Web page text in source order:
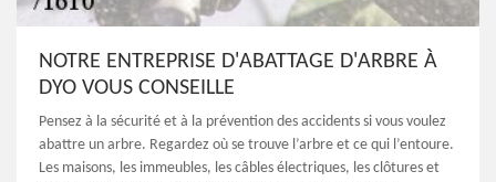
NOTRE ENTREPRISE D'ABATTAGE D'ARBRE À
DYO VOUS CONSEILLE
Pensez à la sécurité et à la prévention des accidents si vous voulez
abattre un arbre. Regardez où se trouve l’arbre et ce qui l’entoure.
Les maisons, les immeubles, les câbles électriques, les clôtures et